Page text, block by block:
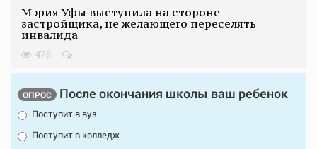
Мэрия Уфы выступила на стороне
застройщика, не желающего переселять
инвалида
478
ОПРОС После окончания школы ваш ребенок
Поступит в вуз
Поступит в колледж